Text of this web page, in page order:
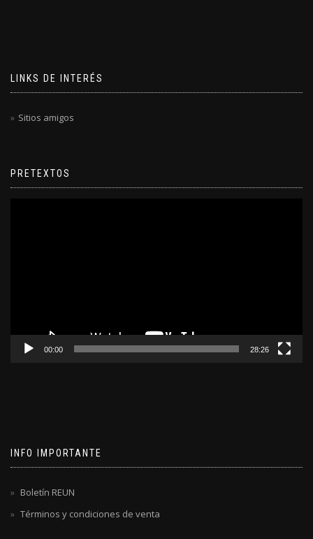
LINKS DE INTERÉS
Sitios amigos
PRETEXTOS
00:00 28:26
INFO IMPORTANTE
Boletín REUN
Términos y condiciones de venta